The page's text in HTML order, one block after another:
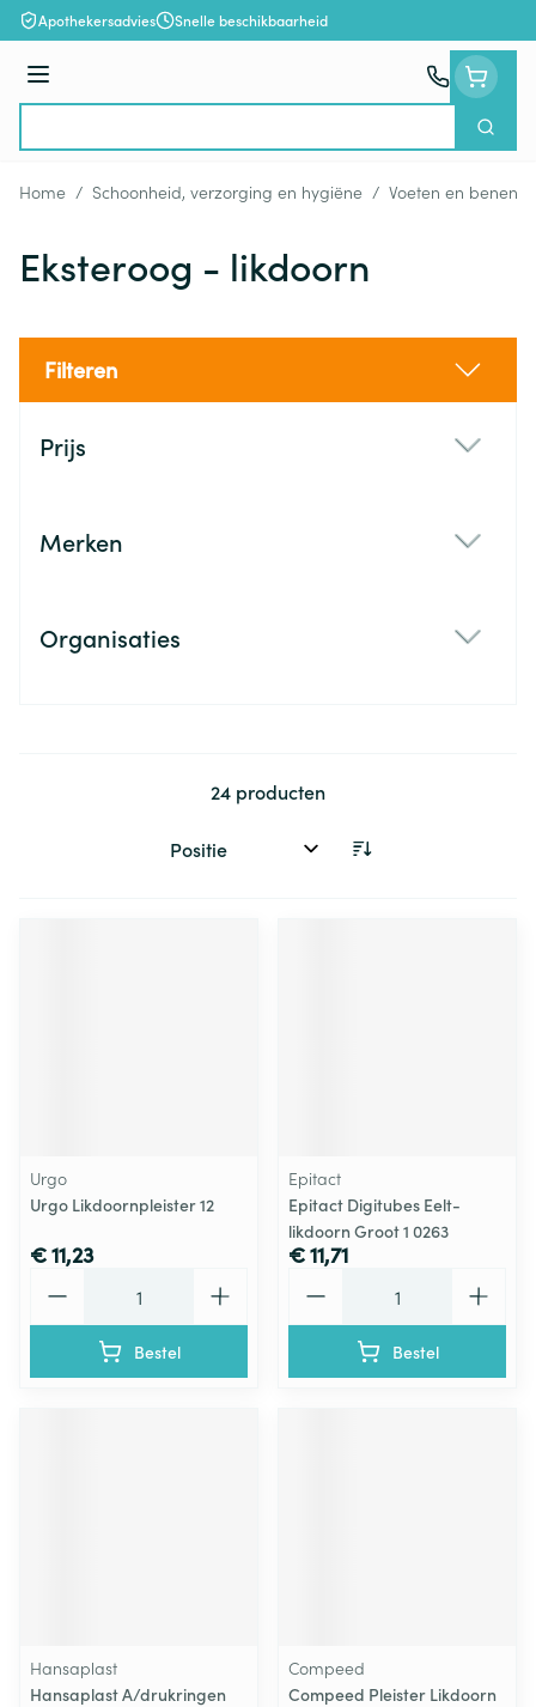
Ga naar de inhoud
Apothekersadvies Snelle beschikbaarheid
Menu
Zoek
Home / Schoonheid, verzorging en hygiëne / Voeten en benen
Eksteroog - likdoorn
Filteren
Prijs
Merken
Organisaties
24 producten
Sorteer op:
Urgo
Urgo Likdoornpleister 12
€ 11,23
Bestel
Epitact
Epitact Digitubes Eelt-
likdoorn Groot 1 0263
€ 11,71
Bestel
Hansaplast
Hansaplast A/drukringen
Compeed
Compeed Pleister Likdoorn